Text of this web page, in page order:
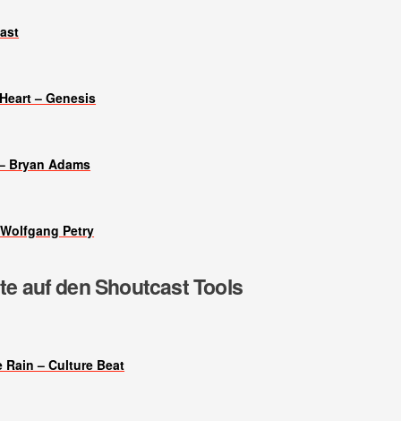
– Genesis
Bryan Adams
Petry
auf den Shoutcast Tools
Rain – Culture Beat